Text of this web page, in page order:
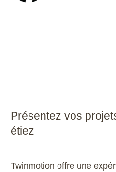
Présentez vos
étiez
Twinmotion offre une